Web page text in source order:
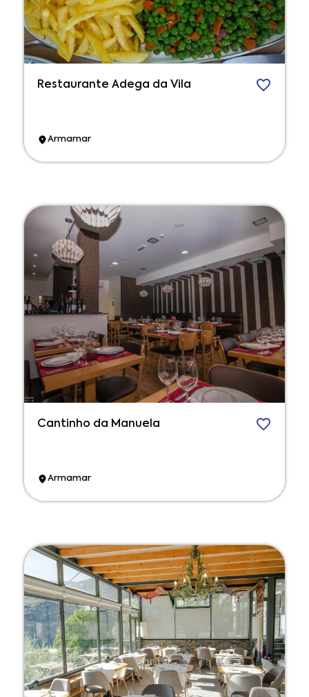
Restaurante Adega da Vila
Armamar
Cantinho da Manuela
Armamar